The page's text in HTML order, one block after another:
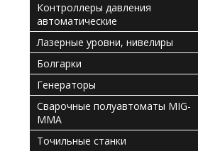
Контроллеры давления
автоматические
Лазерные уровни, нивелиры
Болгарки
Генераторы
Сварочные полуавтоматы MIG-
MMA
Точильные станки